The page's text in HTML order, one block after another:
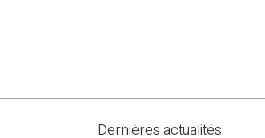
Dernières actualités